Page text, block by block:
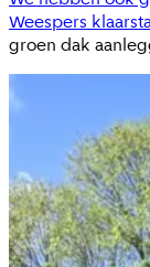
Weespers
groen dak